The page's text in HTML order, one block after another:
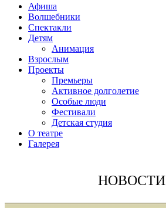
Афиша
Волшебники
Спектакли
Детям
Анимация
Взрослым
Проекты
Премьеры
Активное долголетие
Особые люди
Фестивали
Детская студия
О театре
Галерея
НОВОСТИ